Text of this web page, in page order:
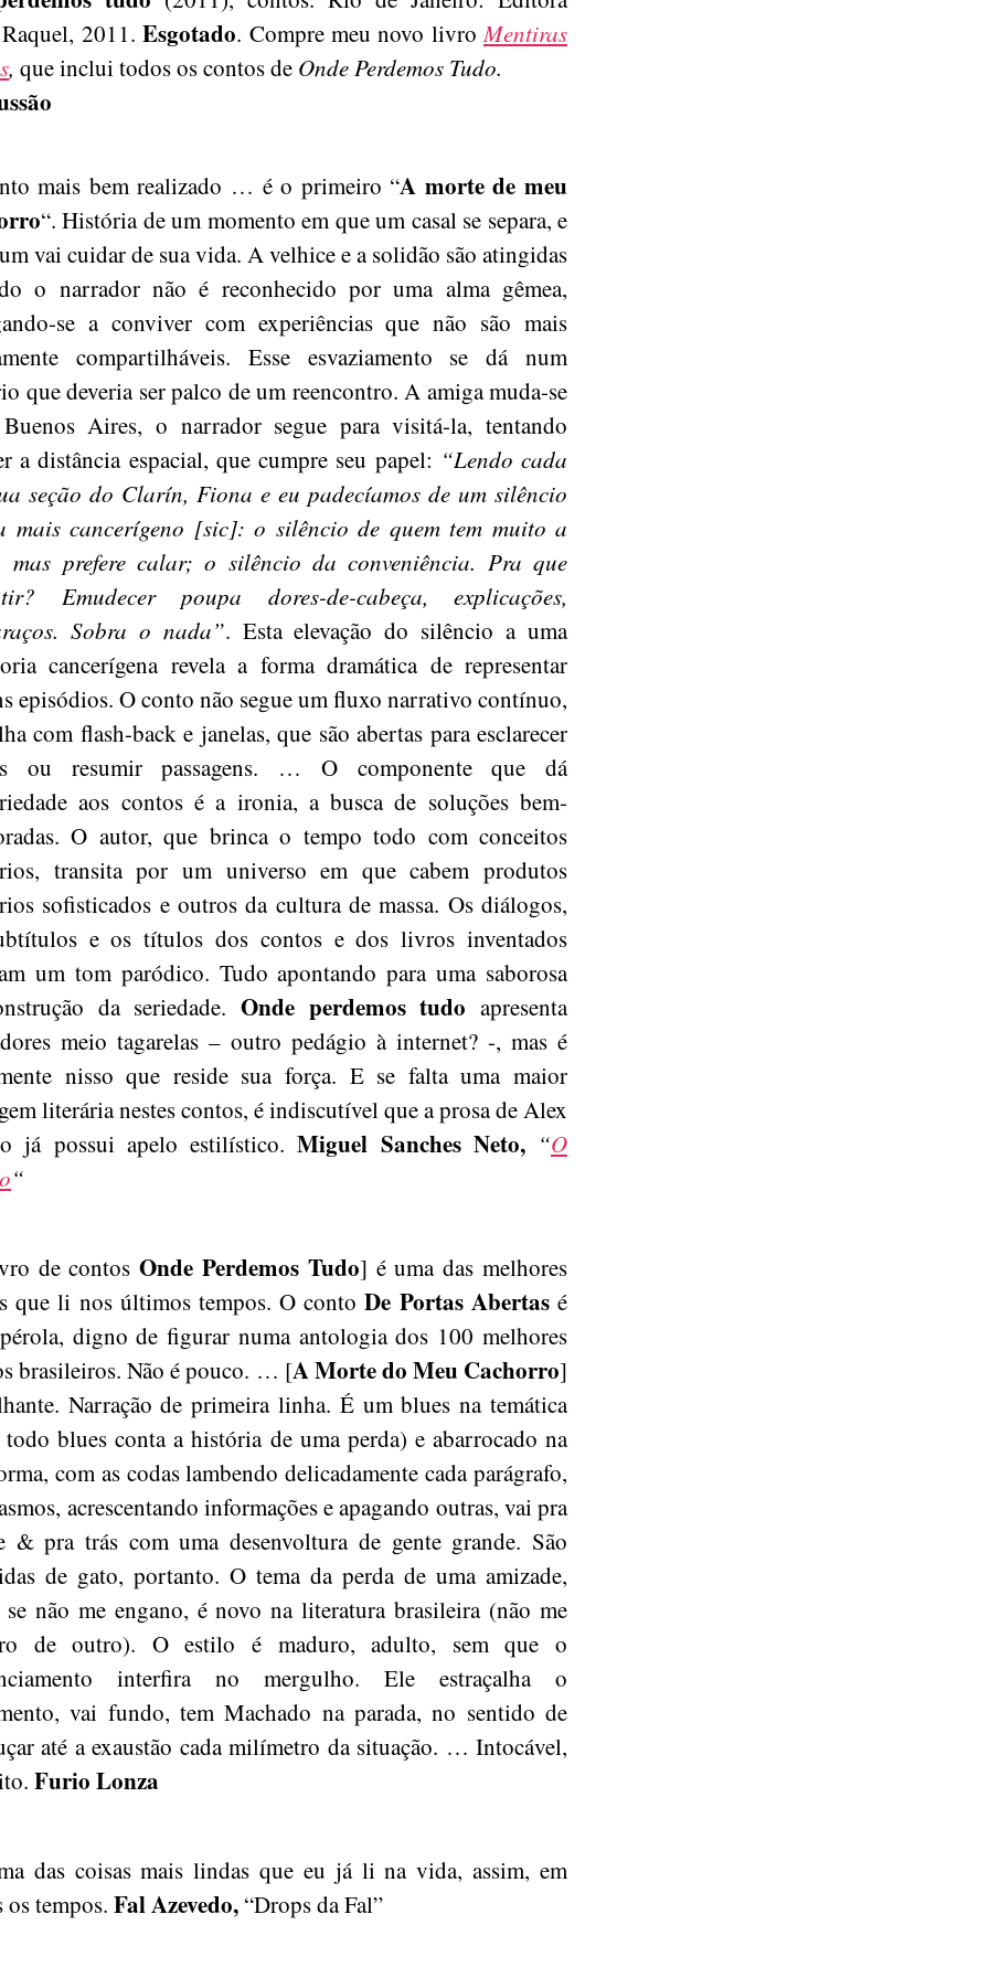
2011.Esgotado. Compre meu novo livroMentiras
, que inclui todos os contos de Onde Perdemos Tudo.
mais bem realizado … é o primeiro “A morte de meu
“. História de um momento em que um casal se separa, e
vai cuidar de sua vida. A velhice e a solidão são atingidas
o narrador não é reconhecido por uma alma gêmea,
se a conviver com experiências que não são mais
compartilháveis. Esse esvaziamento se dá num
que deveria ser palco de um reencontro. A amiga muda-se
Aires, o narrador segue para visitá-la, tentando
a distância espacial, que cumpre seu papel: “Lendo cada
seção do Clarín, Fiona e eu padecíamos de um silêncio
mais cancerígeno [sic]: o silêncio de quem tem muito a
mas prefere calar; o silêncio da conveniência. Pra que
Emudecer poupa dores-de-cabeça, explicações,
Sobra o nada”. Esta elevação do silêncio a uma
cancerígena revela a forma dramática de representar
episódios. O conto não segue um fluxo narrativo contínuo,
com flash-back e janelas, que são abertas para esclarecer
ou resumir passagens. … O componente que dá
aos contos é a ironia, a busca de soluções bem-
O autor, que brinca o tempo todo com conceitos
transita por um universo em que cabem produtos
sofisticados e outros da cultura de massa. Os diálogos,
e os títulos dos contos e dos livros inventados
um tom paródico. Tudo apontando para uma saborosa
da seriedade. Onde perdemos tudo apresenta
meio tagarelas – outro pedágio à internet? -, mas é
nisso que reside sua força. E se falta uma maior
literária nestes contos, é indiscutível que a prosa de Alex
já possui apelo estilístico.Miguel Sanches Neto, “O
“
de contosOnde Perdemos Tudo] é uma das melhores
que li nos últimos tempos. O contoDe Portas Abertasé
digno de figurar numa antologia dos 100 melhores
brasileiros. Não é pouco. … [A Morte do Meu Cachorro]
Narração de primeira linha. É um blues na temática
blues conta a história de uma perda) e abarrocado na
com as codas lambendo delicadamente cada parágrafo,
acrescentando informações e apagando outras, vai pra
& pra trás com uma desenvoltura de gente grande. São
de gato, portanto. O tema da perda de uma amizade,
se não me engano, é novo na literatura brasileira (não me
de outro). O estilo é maduro, adulto, sem que o
interfira no mergulho. Ele estraçalha o
vai fundo, tem Machado na parada, no sentido de
até a exaustão cada milímetro da situação. … Intocável,
Furio Lonza
das coisas mais lindas que eu já li na vida, assim, em
os tempos. Fal Azevedo, “Drops da Fal”